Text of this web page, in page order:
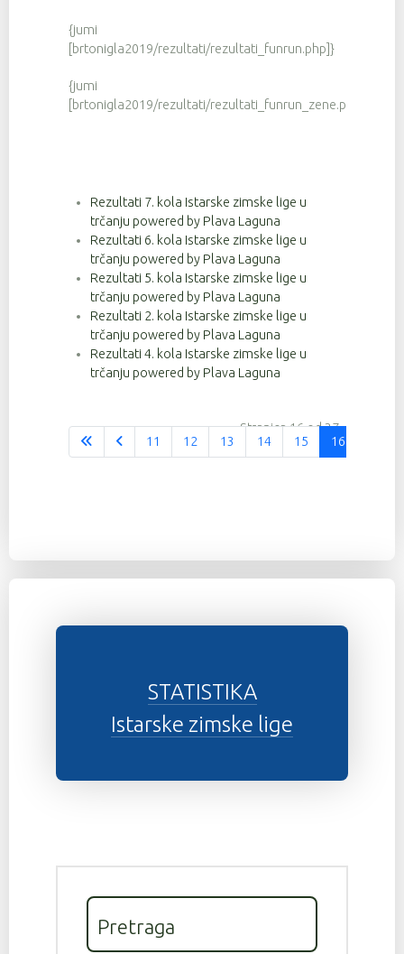
{jumi
[brtonigla2019/rezultati/rezultati_funrun.php]}
{jumi
[brtonigla2019/rezultati/rezultati_funrun_zene.php]}
Rezultati 7. kola Istarske zimske lige u
trčanju powered by Plava Laguna
Rezultati 6. kola Istarske zimske lige u
trčanju powered by Plava Laguna
Rezultati 5. kola Istarske zimske lige u
trčanju powered by Plava Laguna
Rezultati 2. kola Istarske zimske lige u
trčanju powered by Plava Laguna
Rezultati 4. kola Istarske zimske lige u
trčanju powered by Plava Laguna
Stranica 16 od 37
11
12 13 14 15 16
STATISTIKA
Istarske zimske lige
Pretraga